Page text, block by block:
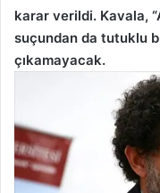
karar verildi. Kavala,
suçundan da tutuklu
çıkamayacak.